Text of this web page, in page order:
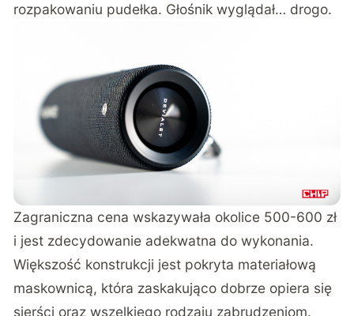
rozpakowaniu pudełka. Głośnik wyglądał… drogo.
Zagraniczna cena wskazywała okolice 500-600 zł
i jest zdecydowanie adekwatna do wykonania.
Większość konstrukcji jest pokryta materiałową
maskownicą, która zaskakująco dobrze opiera się
sierści oraz wszelkiego rodzaju zabrudzeniom.